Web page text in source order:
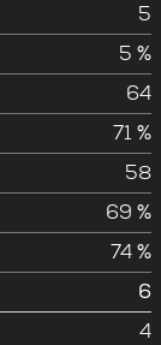
5
5 %
64
71 %
58
69 %
74 %
6
4